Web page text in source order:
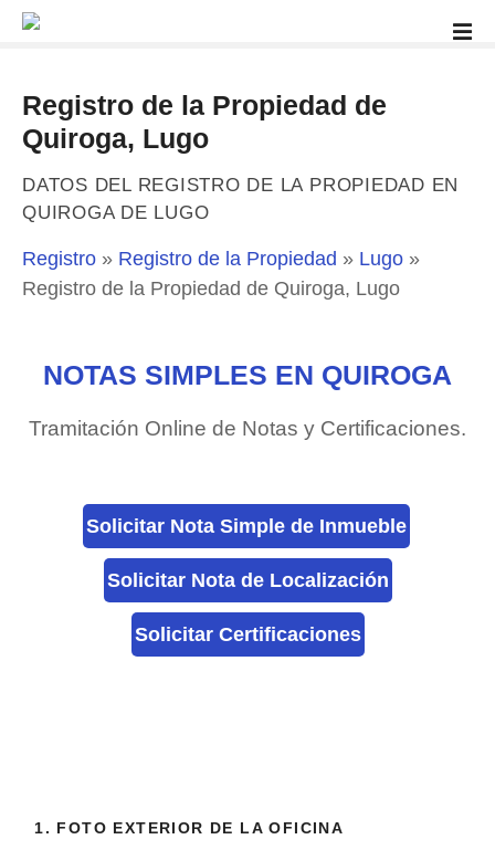
Registro de la Propiedad de
Quiroga, Lugo
DATOS DEL REGISTRO DE LA PROPIEDAD EN
QUIROGA DE LUGO
Registro » Registro de la Propiedad » Lugo »
Registro de la Propiedad de Quiroga, Lugo
NOTAS SIMPLES EN QUIROGA
Tramitación Online de Notas y Certificaciones.
Solicitar Nota Simple de Inmueble
Solicitar Nota de Localización
Solicitar Certificaciones
1. FOTO EXTERIOR DE LA OFICINA